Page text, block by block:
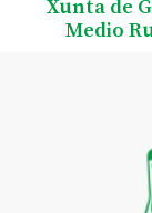
Xunta de
Medio